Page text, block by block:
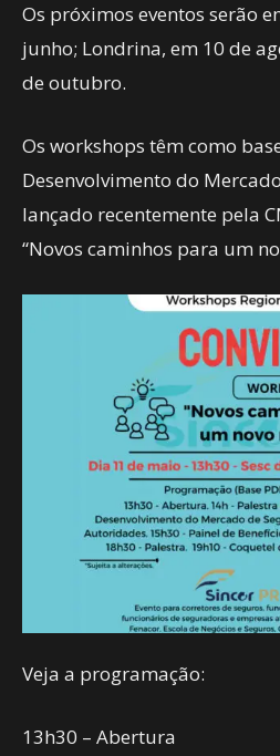
Os próximos eventos serão
junho; Londrina, em 10 de
de outubro.
Os workshops têm como
Desenvolvimento do
lançado recentemente pela
“Novos caminhos para um
Veja a programação:
13h30 – Abertura